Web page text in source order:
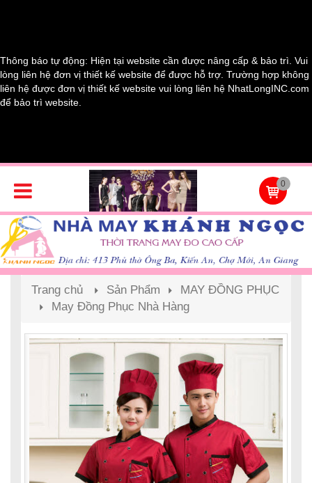
Thông báo tự động: Hiện tại website cần được nâng cấp & bảo trì. Vui
lòng liên hệ đơn vị thiết kế website để được hỗ trợ. Trường hợp không
liên hệ được đơn vị thiết kế website vui lòng liên hệ NhatLongINC.com
để bảo trì website.
0
Trang chủ Sản Phẩm
MAY ĐỒNG PHỤC
May Đồng Phục Nhà Hàng